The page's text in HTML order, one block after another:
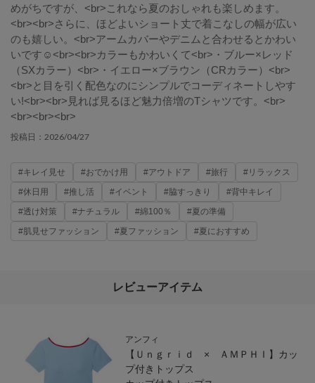
めがちですが、<br>これなら夏のおしゃれも楽しめます。
<br><br>さらに、ほどよいショート丈で着こなしの幅が広い
のも嬉しい。<br>アームカバーやデニムと合わせるとかわい
いです☺︎<br><br>カラーもかわいくて<br>・ブルー×レッド
（SXカラー）<br>・イエロー×ブラウン（CRカラー）<br>
<br>と目を引く配色なのにシンプルでコーディネートしやす
い!<br><br>見れば見るほど魅力倍増のTシャツです。<br>
<br><br><br>
投稿日： 2026/04/27
#キレイ見せ #おでかけ用 #アウトドア #旅行
#リラックス
#休日用
#推し活 #イベント #脇すっきり
#背中キレイ
#透け対策
#ナチュラル #綿100％
#夏の準備
#肌見せファッション
#夏ファッション #夏におすすめ
レビューアイテム
アンフィ
【Ｕｎｇｒｉｄ × ＡＭＰＨＩ】カッ
プ付きトップス